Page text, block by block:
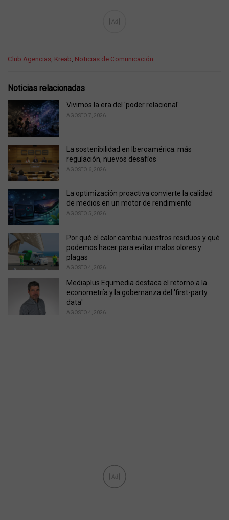
Ad
C
e
r
e
Club Agencias Kreab Noticias de Comunicación
Noticias relacionadas
Vivimos la era del 'poder relacional'
AGOSTO 7, 2026
La sostenibilidad en Iberoamérica: más
regulación, nuevos desafíos
AGOSTO 6, 2026
La optimización proactiva convierte la calidad
de medios en un motor de rendimiento
AGOSTO 5, 2026
Por qué el calor cambia nuestros residuos y qué
podemos hacer para evitar malos olores y
plagas
AGOSTO 4, 2026
Mediaplus Equmedia destaca el retorno a la
econometría y la gobernanza del 'first-party
data'
AGOSTO 4, 2026
Ad